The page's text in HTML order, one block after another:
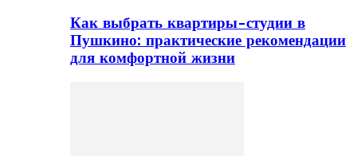
Как выбрать квартиры-студии в
Пушкино: практические рекомендации
для комфортной жизни